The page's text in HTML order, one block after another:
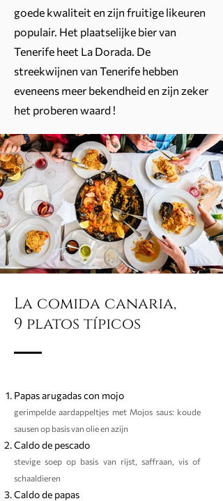
goede kwaliteit en zijn fruitige likeuren
populair. Het plaatselijke bier van
Tenerife heet La Dorada. De
streekwijnen van Tenerife hebben
eveneens meer bekendheid en zijn zeker
het proberen waard !
La comida canaria,
9 platos típicos
Papas arugadas con mojo
gerimpelde aardappeltjes met Mojos saus: koude
sausen op basis van olie en azijn
Caldo de pescado
stevige soep op basis van rijst, saffraan, vis of
schaaldieren
Caldo de papas